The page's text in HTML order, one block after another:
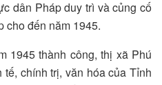
dân Pháp duy trì và củng cố
cho đến năm 1945.
1945 thành công, thị xã Phú
chính trị, văn hóa của Tỉnh